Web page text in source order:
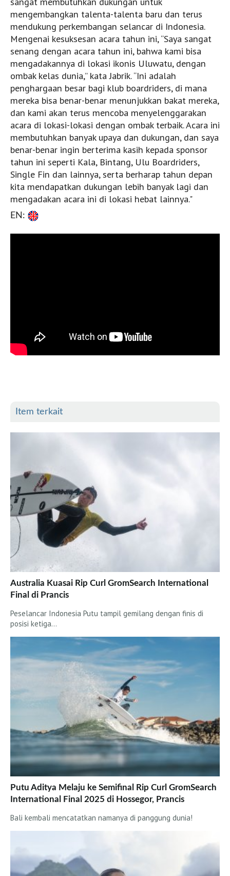
mengembangkan talenta-talenta baru dan terus
mendukung perkembangan selancar di Indonesia.
Mengenai kesuksesan acara tahun ini, “Saya sangat
senang dengan acara tahun ini, bahwa kami bisa
mengadakannya di lokasi ikonis Uluwatu, dengan
ombak kelas dunia,” kata Jabrik. “Ini adalah
penghargaan besar bagi klub boardriders, di mana
mereka bisa benar-benar menunjukkan bakat mereka,
dan kami akan terus mencoba menyelenggarakan
acara di lokasi-lokasi dengan ombak terbaik. Acara ini
membutuhkan banyak upaya dan dukungan, dan saya
benar-benar ingin berterima kasih kepada sponsor
tahun ini seperti Kala, Bintang, Ulu Boardriders,
Single Fin dan lainnya, serta berharap tahun depan
kita mendapatkan dukungan lebih banyak lagi dan
mengadakan acara ini di lokasi hebat lainnya."
EN:
Item terkait
Australia Kuasai Rip Curl GromSearch International
Final di Prancis
Peselancar Indonesia Putu tampil gemilang dengan finis di
posisi ketiga…
Putu Aditya Melaju ke Semifinal Rip Curl GromSearch
International Final 2025 di Hossegor, Prancis
Bali kembali mencatatkan namanya di panggung dunia!